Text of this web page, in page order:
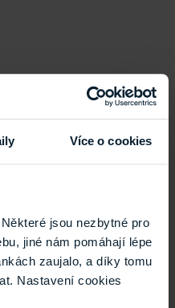
Více o cookies
jsou nezbytné pro
jiné nám pomáhají lépe
zaujalo, a díky tomu
Nastavení cookies